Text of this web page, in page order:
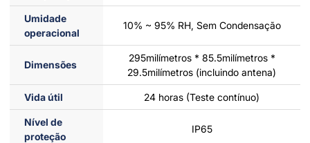
Umidade
operacional
10% ~ 95% RH, Sem Condensação
Dimensões
295milímetros * 85.5milímetros *
29.5milímetros (incluindo antena)
Vida útil 24 horas (Teste contínuo)
Nível de
proteção
IP65